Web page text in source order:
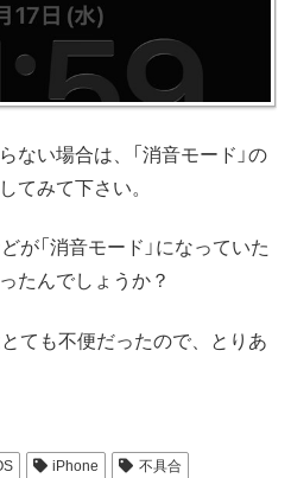
ない場合は、「消音モード」の
てみて下さい。
が「消音モード」になっていた
たんでしょうか？
とても不便だったので、とりあ
iPhone 不具合